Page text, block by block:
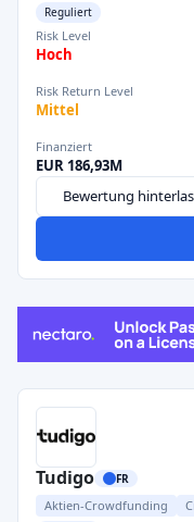
Reguliert
Risk Level
Hoch
Risk Return Level
Mittel
Finanziert
EUR 186,93M
Bewertung
Tudigo FR
Aktien-Crowdfunding